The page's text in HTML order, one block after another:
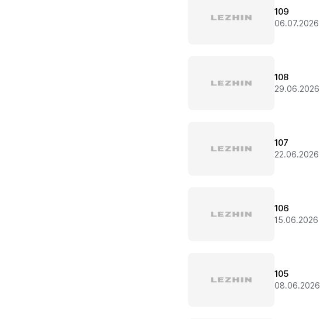
109
06.07.2026
108
29.06.2026
107
22.06.2026
106
15.06.2026
105
08.06.2026